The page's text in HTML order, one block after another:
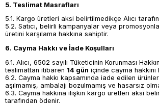
5. Teslimat Masrafları
5.1. Kargo üretleri aksi belirtilmedikçe Alıcı
5.2. Satıcı, belirli kampanyalar veya
üretini karşılama hakkına sahiptir.
6. Cayma Hakkı ve İade Koşulları
6.1. Alıcı, 6502 sayılı Tüketicinin Korunması
teslimattan itibaren 14 gün içinde cayma hakkını
6.2. Cayma hakkı kapsamında iade edilen
aşılmamış, ambalajı bozulmamış ve hasarsız
6.3. Cayma hakkına ilişkin kargo üretleri aksi
tarafından ödenir.